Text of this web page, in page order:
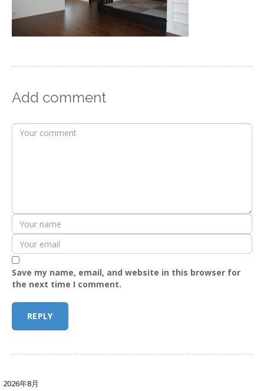
Add comment
Save my name, email, and website in this browser for
the next time I comment.
2026年8月